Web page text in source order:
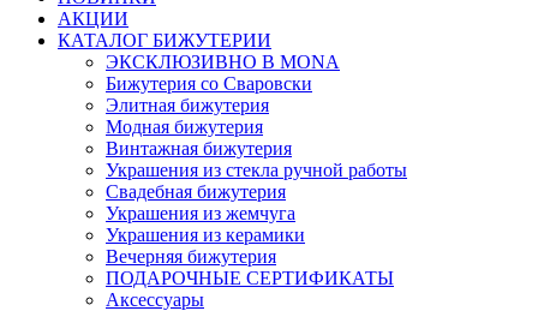
АКЦИИ
КАТАЛОГ БИЖУТЕРИИ
ЭКСКЛЮЗИВНО В MONA
Бижутерия со Сваровски
Элитная бижутерия
Модная бижутерия
Винтажная бижутерия
Украшения из стекла ручной работы
Свадебная бижутерия
Украшения из жемчуга
Украшения из керамики
Вечерняя бижутерия
ПОДАРОЧНЫЕ СЕРТИФИКАТЫ
Аксессуары